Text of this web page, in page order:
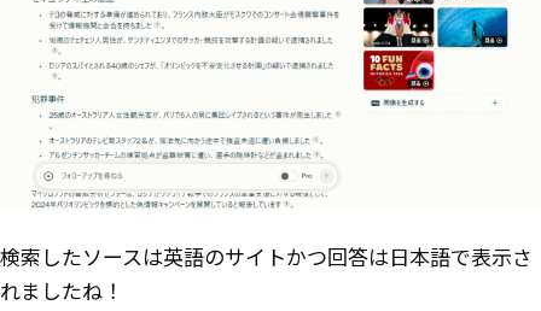
検索したソースは英語のサイトかつ回答は日本語で表示さ
れましたね！